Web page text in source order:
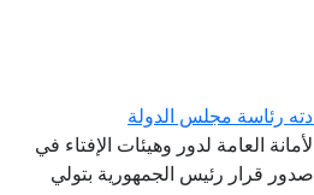
رئاسة مجلس الدولة
العامة لدور وهيئات الإفتاء في
صدور قرار رئيس الجمهورية بتولي